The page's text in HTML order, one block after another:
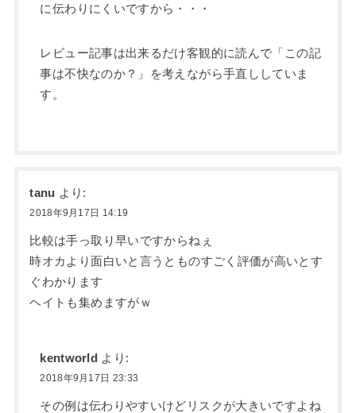
に伝わりにくいですから・・・
レビュー記事は出来るだけ客観的に読んで「この記
事は不快なのか？」を考えながら手直ししていま
す。
tanu より:
2018年9月17日 14:19
比較は手っ取り早いですからねぇ
時オカより面白いと言うとものすごく評価が高いとす
ぐわかります
ヘイトも集めますがｗ
kentworld より:
2018年9月17日 23:33
その例は伝わりやすいけどリスクが大きいですよね